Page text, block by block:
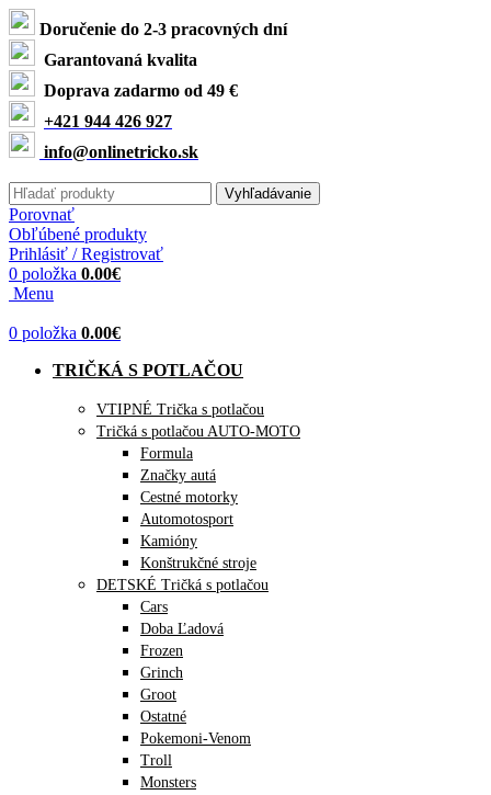
Doručenie do 2-3 pracovných dní
Garantovaná kvalita
Doprava zadarmo od 49 €
+421 944 426 927
info@onlinetricko.sk
Vyhľadávanie
Porovnať
Obľúbené produkty
Prihlásiť / Registrovať
0 položka 0.00€
Menu
0 položka 0.00€
TRIČKÁ S POTLAČOU
VTIPNÉ Trička s potlačou
Tričká s potlačou AUTO-MOTO
Formula
Značky autá
Cestné motorky
Automotosport
Kamióny
Konštrukčné stroje
DETSKÉ Tričká s potlačou
Cars
Doba Ľadová
Frozen
Grinch
Groot
Ostatné
Pokemoni-Venom
Troll
Monsters